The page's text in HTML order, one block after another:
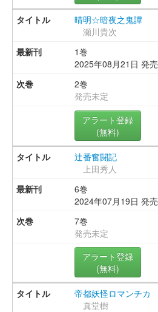
晴明☆暗夜之鬼譚
瀬川貴次
1巻
2025年08月21日 発売
2巻
発売未定
アラート登録
(無料)
辻番奮闘記
上田秀人
6巻
2024年07月19日 発売
7巻
発売未定
アラート登録
(無料)
帝都妖怪ロマンチカ
真堂樹